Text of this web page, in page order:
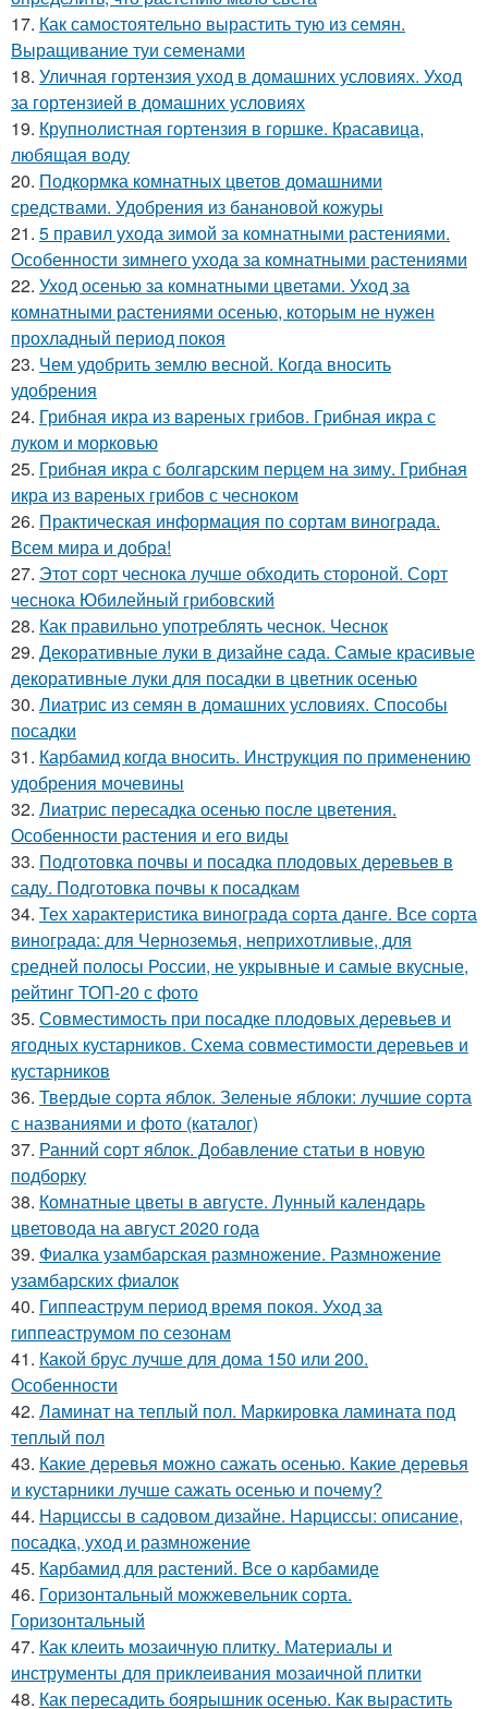
17. Как самостоятельно вырастить тую из семян.
Выращивание туи семенами
18. Уличная гортензия уход в домашних условиях. Уход
за гортензией в домашних условиях
19. Крупнолистная гортензия в горшке. Красавица,
любящая воду
20. Подкормка комнатных цветов домашними
средствами. Удобрения из банановой кожуры
21. 5 правил ухода зимой за комнатными растениями.
Особенности зимнего ухода за комнатными растениями
22. Уход осенью за комнатными цветами. Уход за
комнатными растениями осенью, которым не нужен
прохладный период покоя
23. Чем удобрить землю весной. Когда вносить
удобрения
24. Грибная икра из вареных грибов. Грибная икра с
луком и морковью
25. Грибная икра с болгарским перцем на зиму. Грибная
икра из вареных грибов с чесноком
26. Практическая информация по сортам винограда.
Всем мира и добра!
27. Этот сорт чеснока лучше обходить стороной. Сорт
чеснока Юбилейный грибовский
28. Как правильно употреблять чеснок. Чеснок
29. Декоративные луки в дизайне сада. Самые красивые
декоративные луки для посадки в цветник осенью
30. Лиатрис из семян в домашних условиях. Способы
посадки
31. Карбамид когда вносить. Инструкция по применению
удобрения мочевины
32. Лиатрис пересадка осенью после цветения.
Особенности растения и его виды
33. Подготовка почвы и посадка плодовых деревьев в
саду. Подготовка почвы к посадкам
34. Тех характеристика винограда сорта данге. Все сорта
винограда: для Черноземья, неприхотливые, для
средней полосы России, не укрывные и самые вкусные,
рейтинг ТОП-20 с фото
35. Совместимость при посадке плодовых деревьев и
ягодных кустарников. Схема совместимости деревьев и
кустарников
36. Твердые сорта яблок. Зеленые яблоки: лучшие сорта
с названиями и фото (каталог)
37. Ранний сорт яблок. Добавление статьи в новую
подборку
38. Комнатные цветы в августе. Лунный календарь
цветовода на август 2020 года
39. Фиалка узамбарская размножение. Размножение
узамбарских фиалок
40. Гиппеаструм период время покоя. Уход за
гиппеаструмом по сезонам
41. Какой брус лучше для дома 150 или 200.
Особенности
42. Ламинат на теплый пол. Маркировка ламината под
теплый пол
43. Какие деревья можно сажать осенью. Какие деревья
и кустарники лучше сажать осенью и почему?
44. Нарциссы в садовом дизайне. Нарциссы: описание,
посадка, уход и размножение
45. Карбамид для растений. Все о карбамиде
46. Горизонтальный можжевельник сорта.
Горизонтальный
47. Как клеить мозаичную плитку. Материалы и
инструменты для приклеивания мозаичной плитки
48. Как пересадить боярышник осенью. Как вырастить